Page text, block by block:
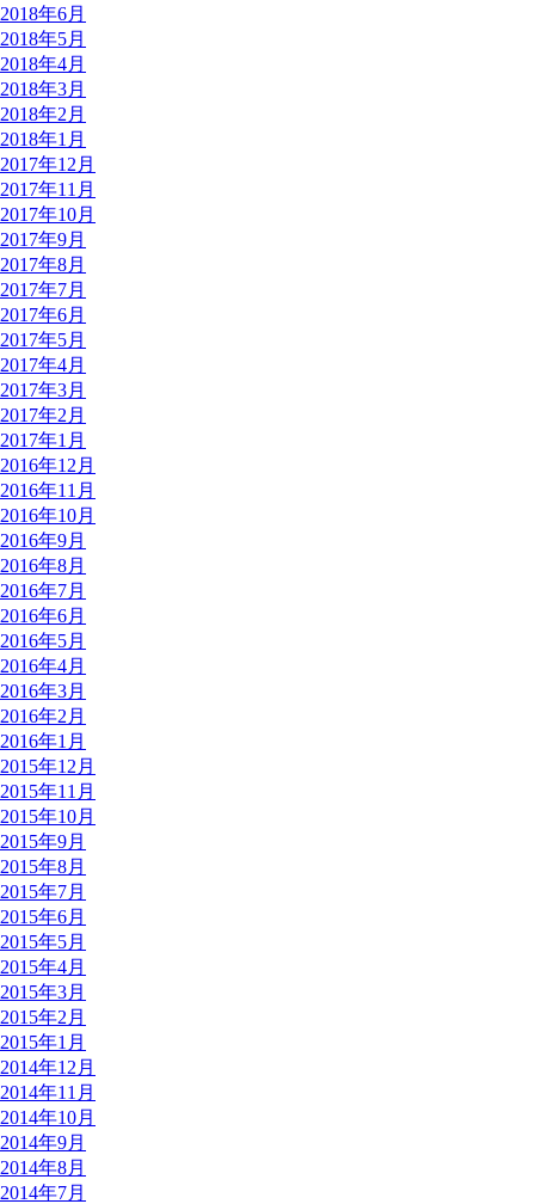
2018年6月
2018年5月
2018年4月
2018年3月
2018年2月
2018年1月
2017年12月
2017年11月
2017年10月
2017年9月
2017年8月
2017年7月
2017年6月
2017年5月
2017年4月
2017年3月
2017年2月
2017年1月
2016年12月
2016年11月
2016年10月
2016年9月
2016年8月
2016年7月
2016年6月
2016年5月
2016年4月
2016年3月
2016年2月
2016年1月
2015年12月
2015年11月
2015年10月
2015年9月
2015年8月
2015年7月
2015年6月
2015年5月
2015年4月
2015年3月
2015年2月
2015年1月
2014年12月
2014年11月
2014年10月
2014年9月
2014年8月
2014年7月